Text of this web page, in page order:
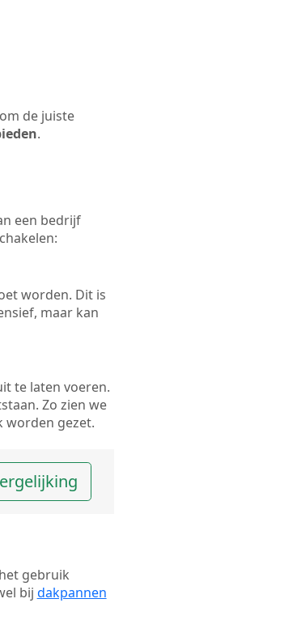
de juiste
.
een bedrijf
worden. Dit is
maar kan
te laten voeren.
Zo zien we
worden gezet.
gebruik
bij dakpannen